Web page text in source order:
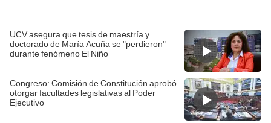
UCV asegura que tesis de maestría y
doctorado de María Acuña se "perdieron"
durante fenómeno El Niño
Congreso: Comisión de Constitución aprobó
otorgar facultades legislativas al Poder
Ejecutivo